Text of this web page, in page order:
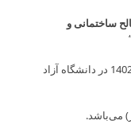
ساختمانی و
از ساعت 8 صبح روز سه شنبه مورخ 1402/08/02 در دانشگاه آزاد